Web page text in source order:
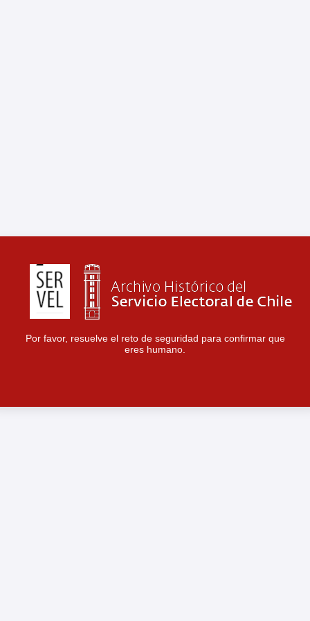
Por favor, resuelve el reto de seguridad para confirmar que
eres humano.